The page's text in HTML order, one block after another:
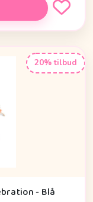
20% tilbud
- Blå